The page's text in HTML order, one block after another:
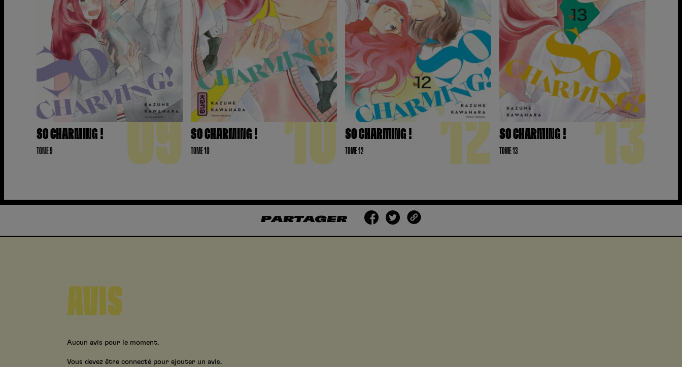
SO CHARMING !
TOME 9 09 SO CHARMING !
TOME 10 10 SO CHARMING !
TOME 12 12 SO CHARMING !
TOME 13 13
PARTAGER
AVIS
Aucun avis pour le moment.
Vous devez être connecté pour ajouter un avis.